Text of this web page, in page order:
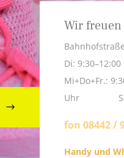
Wir
Di:
Mi+Do+Fr.:
Uhr Sa.
fon 08442 /
Handy und